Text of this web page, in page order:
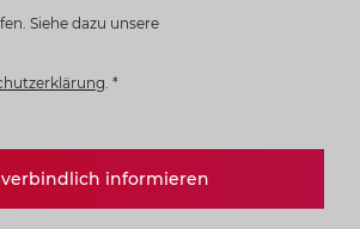
Siehe dazu unsere
. *
informieren